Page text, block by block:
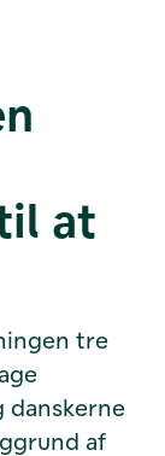
at
tre
danskerne
af